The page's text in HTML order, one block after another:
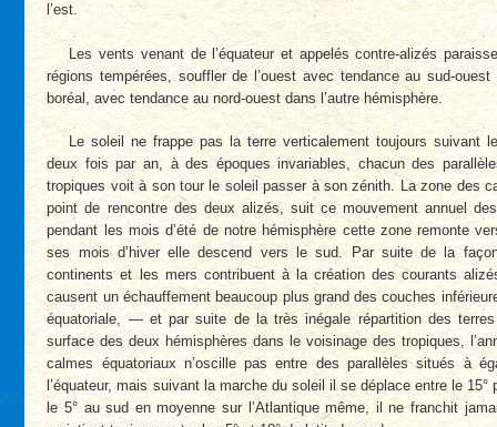
l’est.
Les vents venant de l’équateur et appelés contre-alizés
régions tempérées, souffler de l’ouest avec tendance au sud-ouest
boréal, avec tendance au nord-ouest dans l’autre hémisphère.
Le soleil ne frappe pas la terre verticalement toujours suivant
deux fois par an, à des époques invariables, chacun des
tropiques voit à son tour le soleil passer à son zénith. La zone des
point de rencontre des deux alizés, suit ce mouvement annuel
pendant les mois d’été de notre hémisphère cette zone remonte
ses mois d’hiver elle descend vers le sud. Par suite de la
continents et les mers contribuent à la création des courants
causent un échauffement beaucoup plus grand des couches
équatoriale, — et par suite de la très inégale répartition des
surface des deux hémisphères dans le voisinage des tropiques,
calmes équatoriaux n’oscille pas entre des parallèles situés à
l’équateur, mais suivant la marche du soleil il se déplace entre le 15°
le 5° au sud en moyenne sur l’Atlantique même, il ne franchit